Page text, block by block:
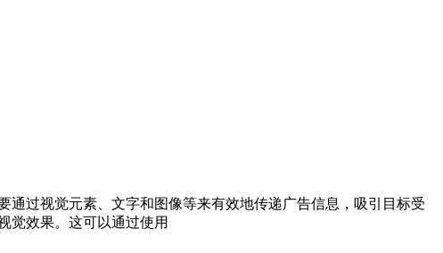
过视觉元素、文字和图像等来有效地传递广告信息，吸引目标受
觉效果。这可以通过使用